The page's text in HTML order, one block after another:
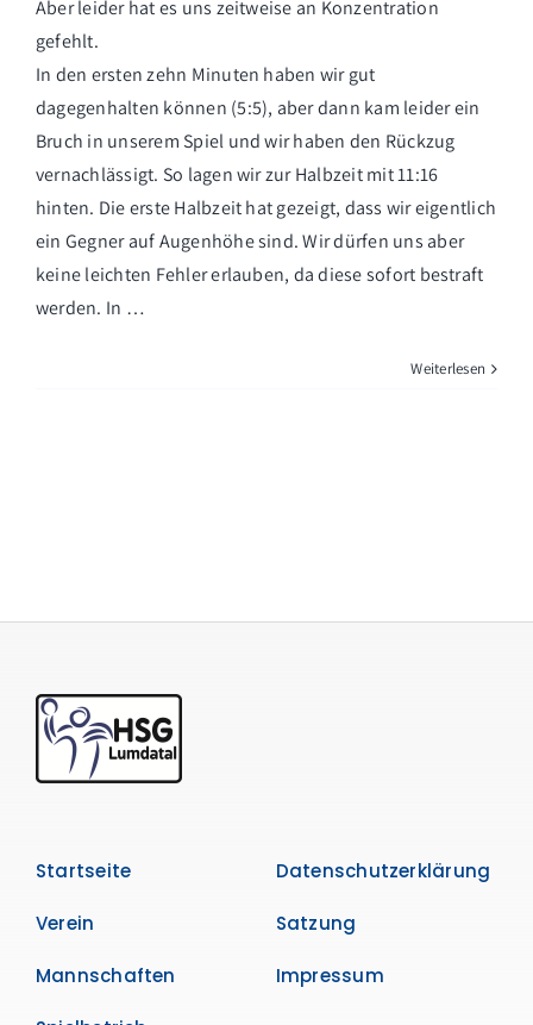
Aber leider hat es uns zeitweise an Konzentration
gefehlt.
In den ersten zehn Minuten haben wir gut
dagegenhalten können (5:5), aber dann kam leider ein
Bruch in unserem Spiel und wir haben den Rückzug
vernachlässigt. So lagen wir zur Halbzeit mit 11:16
hinten. Die erste Halbzeit hat gezeigt, dass wir eigentlich
ein Gegner auf Augenhöhe sind. Wir dürfen uns aber
keine leichten Fehler erlauben, da diese sofort bestraft
werden. In …
Weiterlesen
Startseite
Verein
Mannschaften
Datenschutzerklärung
Satzung
Impressum